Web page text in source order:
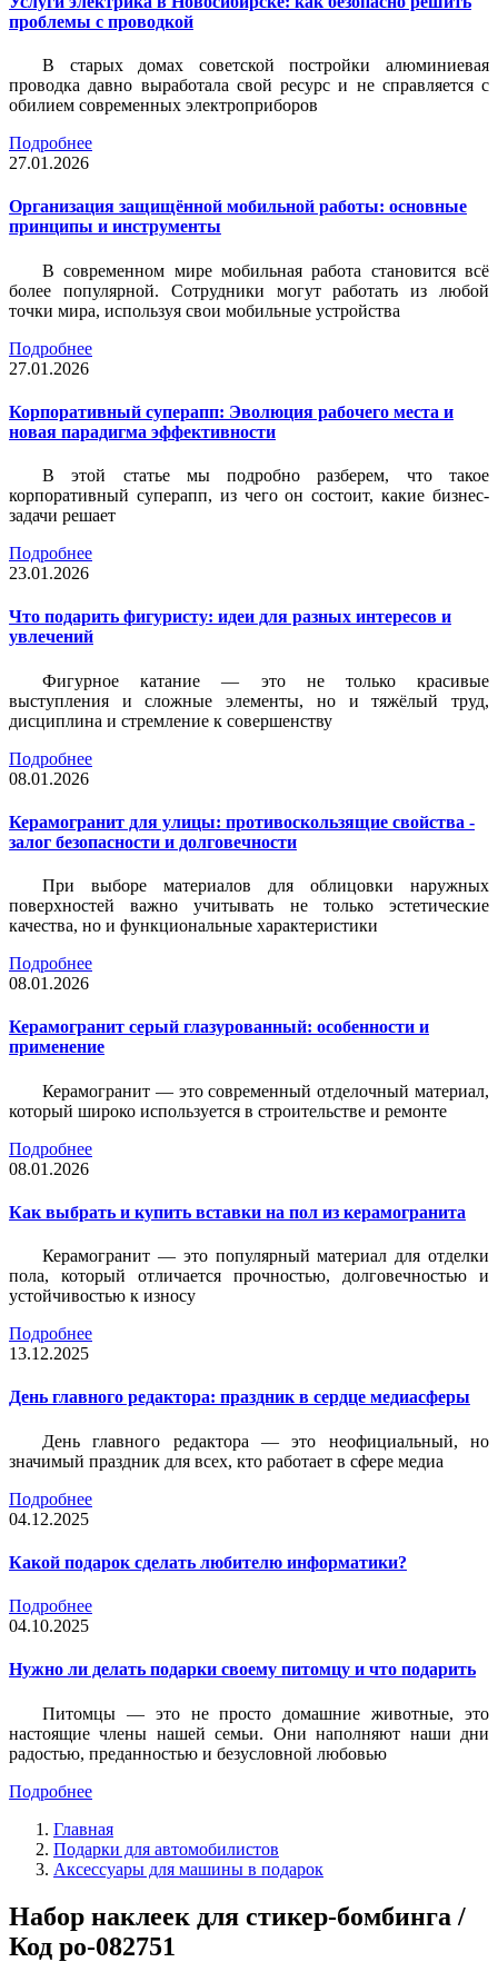
проблемы с проводкой
В старых домах советской постройки алюминиевая
проводка давно выработала свой ресурс и не справляется с
обилием современных электроприборов
Подробнее
27.01.2026
Организация защищённой мобильной работы: основные
принципы и инструменты
В современном мире мобильная работа становится всё
более популярной. Сотрудники могут работать из любой
точки мира, используя свои мобильные устройства
Подробнее
27.01.2026
Корпоративный суперапп: Эволюция рабочего места и
новая парадигма эффективности
В этой статье мы подробно разберем, что такое
корпоративный суперапп, из чего он состоит, какие бизнес-
задачи решает
Подробнее
23.01.2026
Что подарить фигуристу: идеи для разных интересов и
увлечений
Фигурное катание — это не только красивые
выступления и сложные элементы, но и тяжёлый труд,
дисциплина и стремление к совершенству
Подробнее
08.01.2026
Керамогранит для улицы: противоскользящие свойства -
залог безопасности и долговечности
При выборе материалов для облицовки наружных
поверхностей важно учитывать не только эстетические
качества, но и функциональные характеристики
Подробнее
08.01.2026
Керамогранит серый глазурованный: особенности и
применение
Керамогранит — это современный отделочный материал,
который широко используется в строительстве и ремонте
Подробнее
08.01.2026
Как выбрать и купить вставки на пол из керамогранита
Керамогранит — это популярный материал для отделки
пола, который отличается прочностью, долговечностью и
устойчивостью к износу
Подробнее
13.12.2025
День главного редактора: праздник в сердце медиасферы
День главного редактора — это неофициальный, но
значимый праздник для всех, кто работает в сфере медиа
Подробнее
04.12.2025
Какой подарок сделать любителю информатики?
Подробнее
04.10.2025
Нужно ли делать подарки своему питомцу и что подарить
Питомцы — это не просто домашние животные, это
настоящие члены нашей семьи. Они наполняют наши дни
радостью, преданностью и безусловной любовью
Подробнее
Главная
Подарки для автомобилистов
Аксессуары для машины в подарок
Набор наклеек для стикер-бомбинга /
Код po-082751